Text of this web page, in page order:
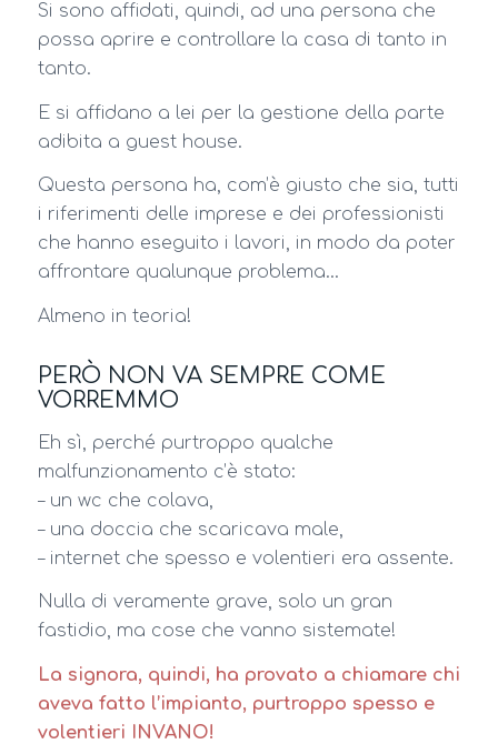
Si sono affidati, quindi, ad una persona che
possa aprire e controllare la casa di tanto in
tanto.
E si affidano a lei per la gestione della parte
adibita a guest house.
Questa persona ha, com’è giusto che sia, tutti
i riferimenti delle imprese e dei professionisti
che hanno eseguito i lavori, in modo da poter
affrontare qualunque problema…
Almeno in teoria!
PERÒ NON VA SEMPRE COME
VORREMMO
Eh sì, perché purtroppo qualche
malfunzionamento c’è stato:
– un wc che colava,
– una doccia che scaricava male,
– internet che spesso e volentieri era assente.
Nulla di veramente grave, solo un gran
fastidio, ma cose che vanno sistemate!
La signora, quindi, ha provato a chiamare chi
aveva fatto l’impianto, purtroppo spesso e
volentieri INVANO!